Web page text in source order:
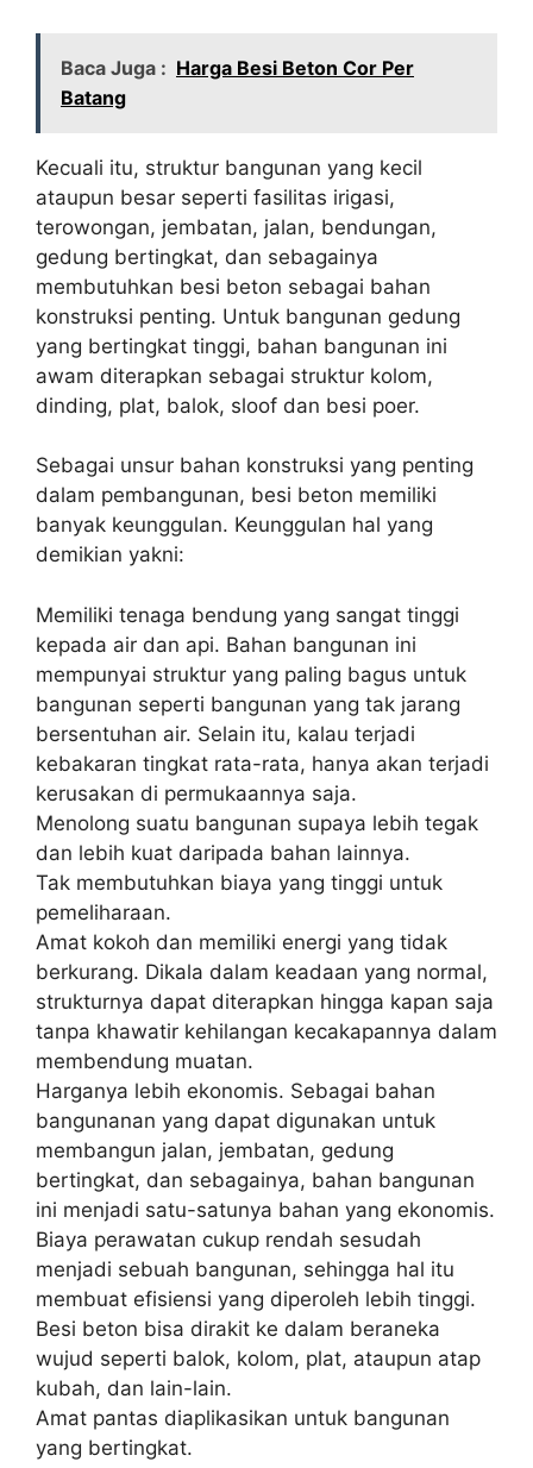
Baca Juga : Harga Besi Beton Cor Per
Batang
Kecuali itu, struktur bangunan yang kecil
ataupun besar seperti fasilitas irigasi,
terowongan, jembatan, jalan, bendungan,
gedung bertingkat, dan sebagainya
membutuhkan besi beton sebagai bahan
konstruksi penting. Untuk bangunan gedung
yang bertingkat tinggi, bahan bangunan ini
awam diterapkan sebagai struktur kolom,
dinding, plat, balok, sloof dan besi poer.
Sebagai unsur bahan konstruksi yang penting
dalam pembangunan, besi beton memiliki
banyak keunggulan. Keunggulan hal yang
demikian yakni:
Memiliki tenaga bendung yang sangat tinggi
kepada air dan api. Bahan bangunan ini
mempunyai struktur yang paling bagus untuk
bangunan seperti bangunan yang tak jarang
bersentuhan air. Selain itu, kalau terjadi
kebakaran tingkat rata-rata, hanya akan terjadi
kerusakan di permukaannya saja.
Menolong suatu bangunan supaya lebih tegak
dan lebih kuat daripada bahan lainnya.
Tak membutuhkan biaya yang tinggi untuk
pemeliharaan.
Amat kokoh dan memiliki energi yang tidak
berkurang. Dikala dalam keadaan yang normal,
strukturnya dapat diterapkan hingga kapan saja
tanpa khawatir kehilangan kecakapannya dalam
membendung muatan.
Harganya lebih ekonomis. Sebagai bahan
bangunanan yang dapat digunakan untuk
membangun jalan, jembatan, gedung
bertingkat, dan sebagainya, bahan bangunan
ini menjadi satu-satunya bahan yang ekonomis.
Biaya perawatan cukup rendah sesudah
menjadi sebuah bangunan, sehingga hal itu
membuat efisiensi yang diperoleh lebih tinggi.
Besi beton bisa dirakit ke dalam beraneka
wujud seperti balok, kolom, plat, ataupun atap
kubah, dan lain-lain.
Amat pantas diaplikasikan untuk bangunan
yang bertingkat.